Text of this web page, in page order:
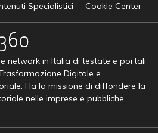
Specialistici
Cookie Center
network in Italia di testate e portali
Digitale e
Ha la missione di diffondere la
nelle imprese e pubbliche